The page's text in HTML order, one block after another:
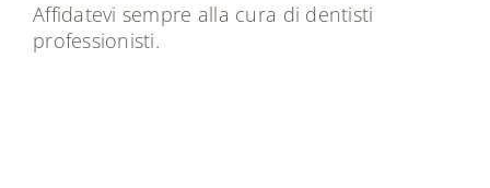
Affidatevi sempre alla cura di dentisti
professionisti.